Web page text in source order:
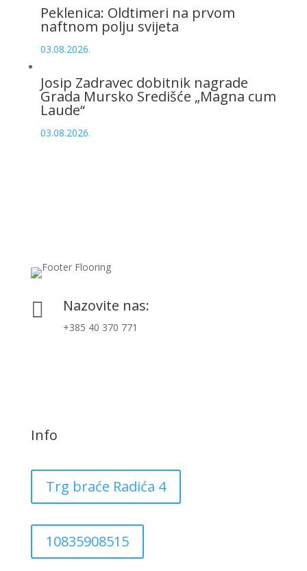
Peklenica: Oldtimeri na prvom
naftnom polju svijeta
03.08.2026.
Josip Zadravec dobitnik nagrade
Grada Mursko Središće „Magna cum
Laude“
03.08.2026.
 Nazovite nas:
+385 40 370 771
Info
Trg braće Radića 4
10835908515